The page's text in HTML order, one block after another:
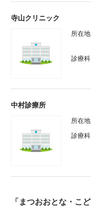
寺山クリニック
所在地
診療
中村診療所
所在地
診療
「まつおおとな・こ